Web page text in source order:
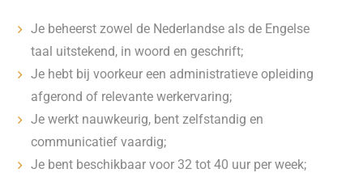
Je beheerst zowel de Nederlandse als de Engelse
taal uitstekend, in woord en geschrift;
Je hebt bij voorkeur een administratieve opleiding
afgerond of relevante werkervaring;
Je werkt nauwkeurig, bent zelfstandig en
communicatief vaardig;
Je bent beschikbaar voor 32 tot 40 uur per week;